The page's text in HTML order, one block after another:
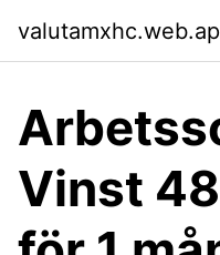
Vinst